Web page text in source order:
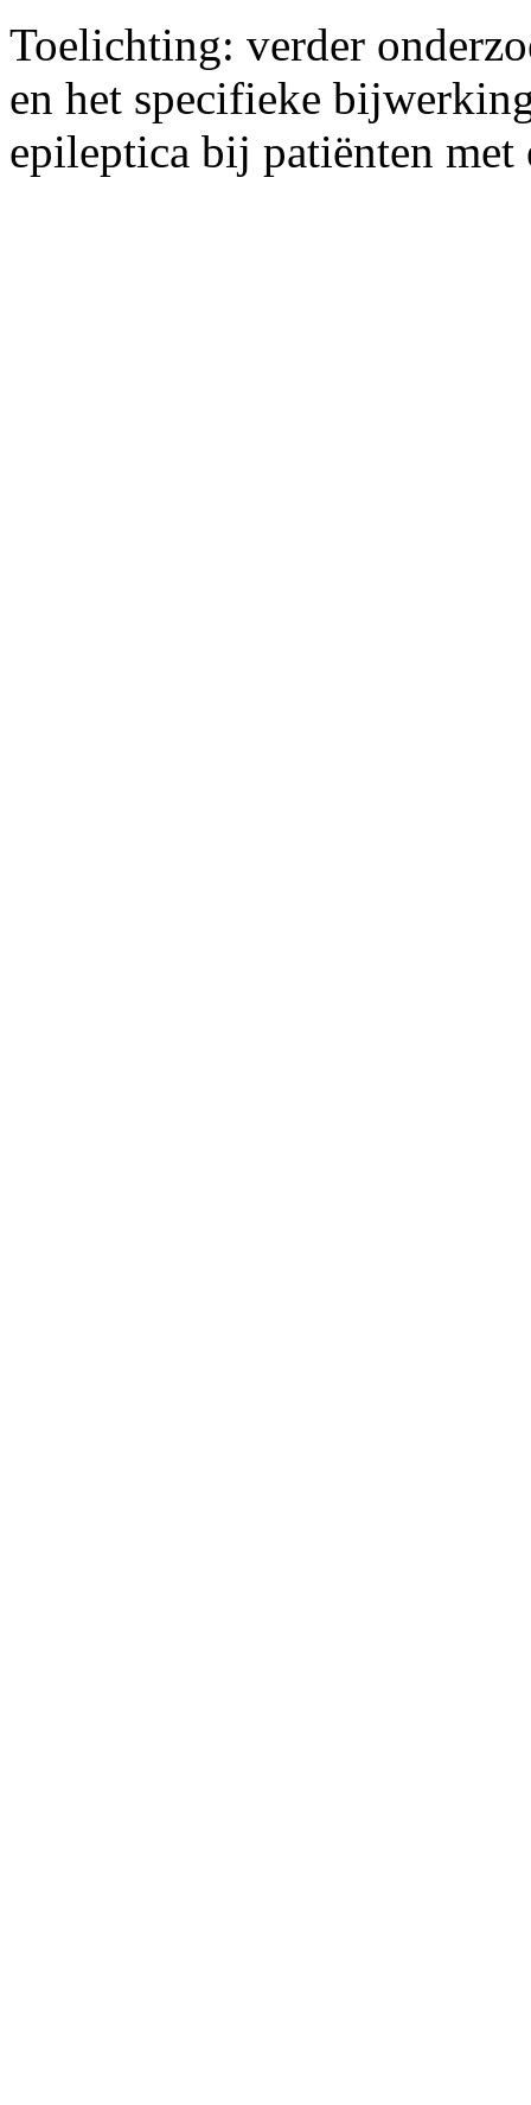
Toelichting: verder
en het specifieke
epileptica bij patiënten met